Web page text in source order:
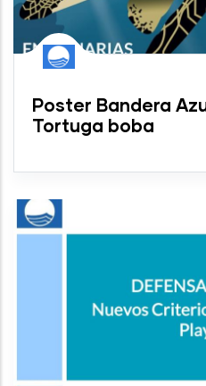
Poster Bandera
Tortuga boba